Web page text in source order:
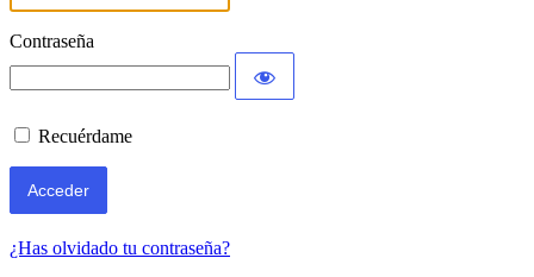
Contraseña
Recuérdame
¿Has olvidado tu contraseña?